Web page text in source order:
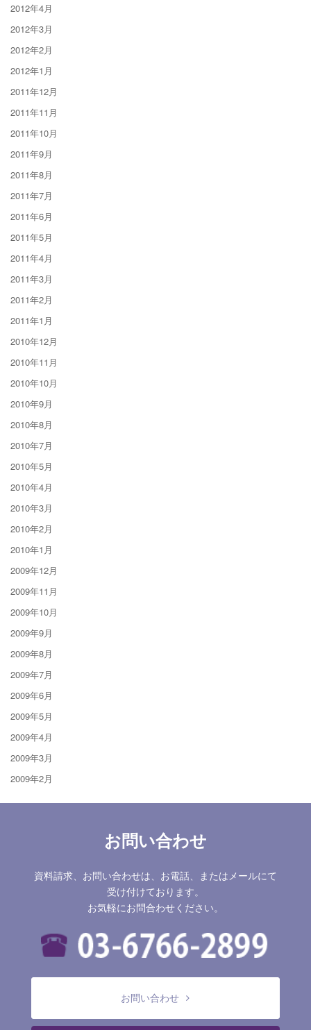
2012年4月
2012年3月
2012年2月
2012年1月
2011年12月
2011年11月
2011年10月
2011年9月
2011年8月
2011年7月
2011年6月
2011年5月
2011年4月
2011年3月
2011年2月
2011年1月
2010年12月
2010年11月
2010年10月
2010年9月
2010年8月
2010年7月
2010年5月
2010年4月
2010年3月
2010年2月
2010年1月
2009年12月
2009年11月
2009年10月
2009年9月
2009年8月
2009年7月
2009年6月
2009年5月
2009年4月
2009年3月
2009年2月
お問い合わせ
資料請求、お問い合わせは、お電話、またはメールにて
受け付けております。
お気軽にお問合わせください。
お問い合わせ